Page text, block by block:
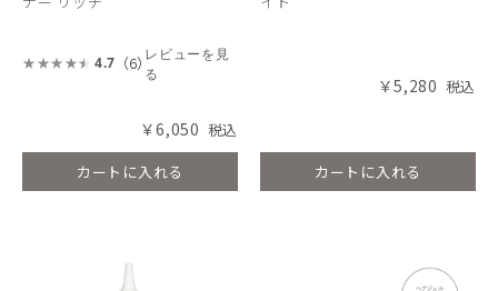
4.7 （6） レビューを見
る
￥6,050
カートに入れる
￥5,280
カートに入れる